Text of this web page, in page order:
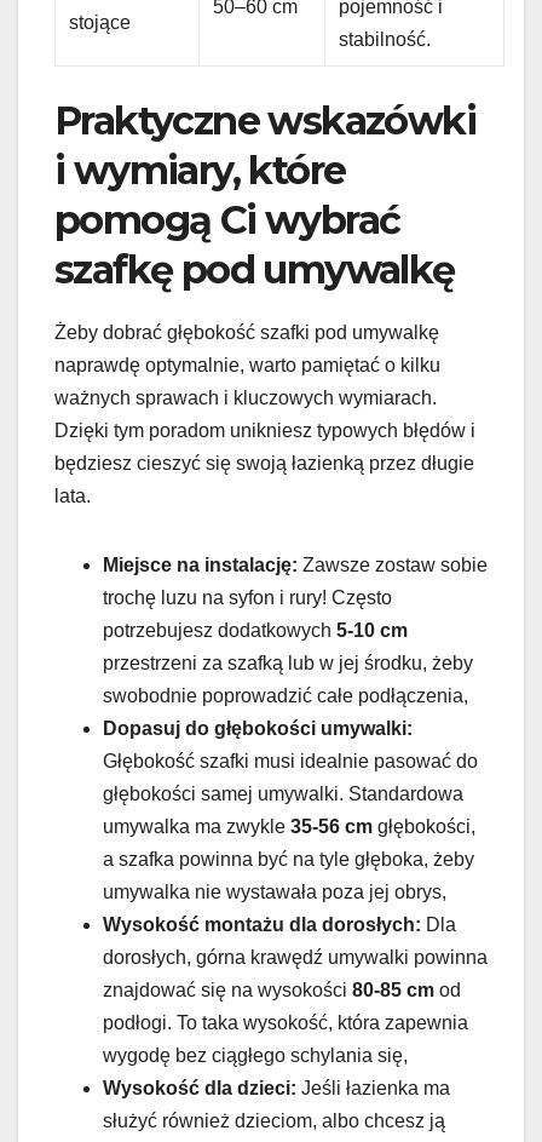
stojące
50–60 cm
pojemność i
stabilność.
Praktyczne wskazówki
i wymiary, które
pomogą Ci wybrać
szafkę pod umywalkę
Żeby dobrać głębokość szafki pod umywalkę
naprawdę optymalnie, warto pamiętać o kilku
ważnych sprawach i kluczowych wymiarach.
Dzięki tym poradom unikniesz typowych błędów i
będziesz cieszyć się swoją łazienką przez długie
lata.
Miejsce na instalację: Zawsze zostaw sobie
trochę luzu na syfon i rury! Często
potrzebujesz dodatkowych 5-10 cm
przestrzeni za szafką lub w jej środku, żeby
swobodnie poprowadzić całe podłączenia,
Dopasuj do głębokości umywalki:
Głębokość szafki musi idealnie pasować do
głębokości samej umywalki. Standardowa
umywalka ma zwykle 35-56 cm głębokości,
a szafka powinna być na tyle głęboka, żeby
umywalka nie wystawała poza jej obrys,
Wysokość montażu dla dorosłych: Dla
dorosłych, górna krawędź umywalki powinna
znajdować się na wysokości 80-85 cm od
podłogi. To taka wysokość, która zapewnia
wygodę bez ciągłego schylania się,
Wysokość dla dzieci: Jeśli łazienka ma
służyć również dzieciom, albo chcesz ją